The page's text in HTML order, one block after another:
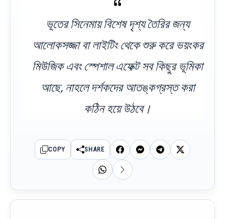
ভূতের সিনেমায় বিশেষ দৃশ্য তৈরির জন্য
আলোকসজ্জা বা লাইটিং থেকে শুরু করে ভয়ংকর
মিউজিক এবং স্পেশাল এফেক্ট সব কিছুর ভূমিকা
আছে, নাহলে দর্শকদের আতঙ্কগ্রস্ত করা
কঠিন হয়ে উঠবে।
COPY SHARE